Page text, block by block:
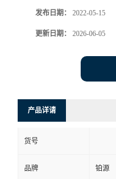
发布日期： 2022-05-15
更新日期： 2026-06-05
产品详请
货号
品牌 铂源